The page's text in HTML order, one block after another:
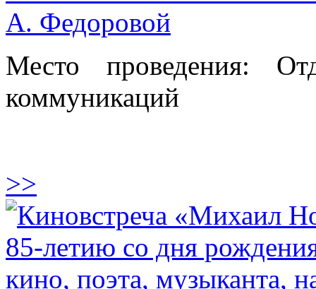
А. Федоровой
Место проведения:
коммуникаций
>>